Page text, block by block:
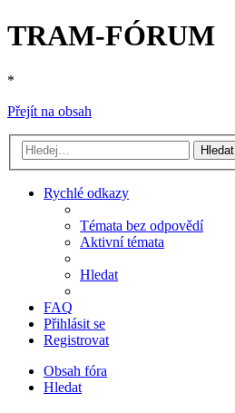
TRAM-FÓRUM
*
Přejít na obsah
Hledat
Rychlé odkazy
Témata bez odpovědí
Aktivní témata
Hledat
FAQ
Přihlásit se
Registrovat
Obsah fóra
Hledat